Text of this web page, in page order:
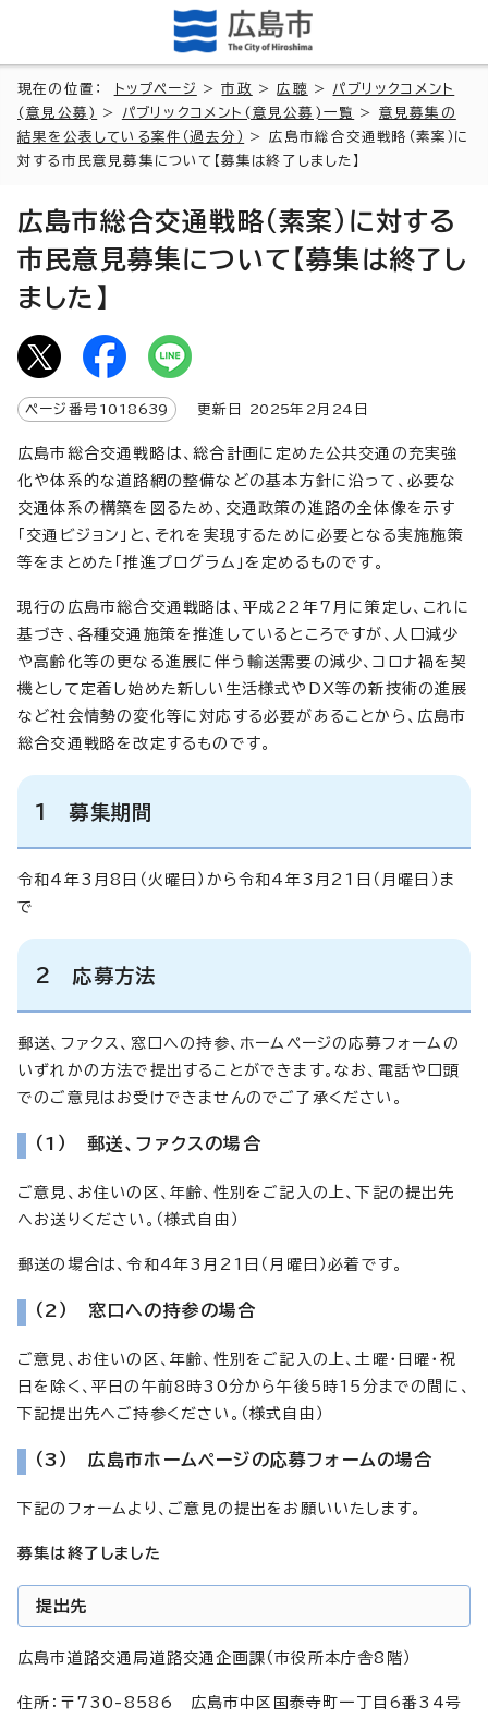
現在の位置： トップページ >市政 >広聴 > パブリックコメント
(意見公募)
> パブリックコメント(意見公募)一覧 > 意見募集の
結果を公表している案件（過去分）
> 広島市総合交通戦略（素案）に
対する市民意見募集について【募集は終了しました】
広島市総合交通戦略（素案）に対する
市民意見募集について【募集は終了し
ました】
ページ番号 1018639 更新日 2025年2月 24 日
広島市総合交通戦略は、総合計画に定めた公共交通の充実強
化や体系的な道路網の整備などの基本方針に沿って、必要な
交通体系の構築を図るため、交通政策の進路の全体像を示す
「交通ビジョン」と、それを実現するために必要となる実施施策
等をまとめた「推進プログラム」を定めるものです。
現行の広島市総合交通戦略は、平成22年7月に策定し、これに
基づき、各種交通施策を推進しているところですが、人口減少
や高齢化等の更なる進展に伴う輸送需要の減少、コロナ禍を契
機として定着し始めた新しい生活様式やDX等の新技術の進展
など社会情勢の変化等に対応する必要があることから、広島市
総合交通戦略を改定するものです。
1 募集期間
令和4年3月8日（火曜日）から令和4年3月21日（月曜日）ま
で
2 応募方法
郵送、ファクス、窓口への持参、ホームページの応募フォームの
いずれかの方法で提出することができます。なお、電話や口頭
でのご意見はお受けできませんのでご了承ください。
（1） 郵送、ファクスの場合
ご意見、お住いの区、年齢、性別をご記入の上、下記の提出先
へお送りください。（様式自由）
郵送の場合は、令和4年3月21日（月曜日）必着です。
（2） 窓口への持参の場合
ご意見、お住いの区、年齢、性別をご記入の上、土曜・日曜・祝
日を除く、平日の午前8時30分から午後5時15分までの間に、
下記提出先へご持参ください。（様式自由）
（3） 広島市ホームページの応募フォームの場合
下記のフォームより、ご意見の提出をお願いいたします。
募集は終了しました
提出先
広島市道路交通局道路交通企画課（市役所本庁舎8階）
住所：〒730-8586 広島市中区国泰寺町一丁目6番34号